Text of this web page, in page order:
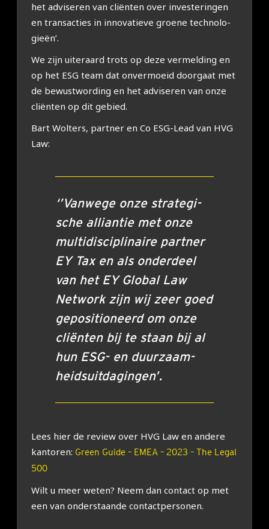
het advi­se­ren van cli­ën­ten over inves­te­rin­gen
en trans­ac­ties in inno­va­tie­ve groe­ne tech­no­lo­
gie­ën’.
We zijn uiter­aard trots op deze ver­mel­ding en
op het ESG team dat onver­moeid door­gaat met
de bewust­wor­ding en het advi­se­ren van onze
cli­ën­ten op dit gebied.
Bart Wolters, part­ner en Co ESG-Lead van HVG
Law:
‘’Van­we­ge onze stra­te­gi­
sche alli­an­tie met onze
mul­ti­dis­ci­pli­nai­re part­ner
EY Tax en als onder­deel
van het EY Glo­bal Law
Net­work zijn wij zeer goed
gepo­si­ti­o­neerd om onze
cli­ën­ten bij te staan bij al
hun ESG- en duur­zaam­
heids­uit­da­gin­gen’.
Lees hier de review over HVG Law en ande­re
kan­to­ren: Green Guide – EMEA – 2023 – The Legal
500
Wilt u meer weten? Neem dan con­tact op met
een van onder­staan­de con­tact­per­so­nen.